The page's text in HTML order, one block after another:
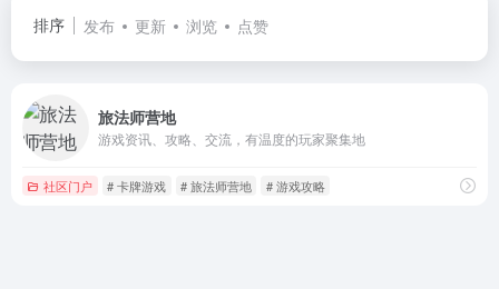
排序 发布 更新 浏览 点赞
旅法师营地
游戏资讯、攻略、交流，有温度的玩家聚集地
社区门户 # 卡牌游戏 # 旅法师营地 # 游戏攻略